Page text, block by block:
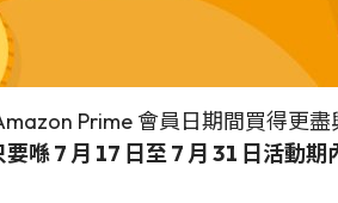
Prime 會員日期間買得更
要喺 7 月 17 日至 7 月 31 日活動